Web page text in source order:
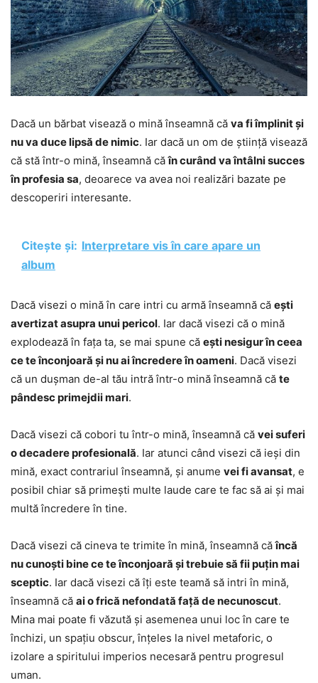
Dacă un bărbat visează o mină înseamnă că va fi împlinit și
nu va duce lipsă de nimic. Iar dacă un om de știință visează
că stă într-o mină, înseamnă căîn curând va întâlni succes
în profesia sa, deoarece va avea noi realizări bazate pe
descoperiri interesante.
Citește și: Interpretare vis în care apare un
album
Dacă visezi o mină în care intri cu armă înseamnă că ești
avertizat asupra unui pericol. Iar dacă visezi că o mină
explodează în fața ta, se mai spune că ești nesigur în ceea
ce te înconjoară și nu ai încredere în oameni. Dacă visezi
că un dușman de-al tău intră într-o mină înseamnă că te
pândesc primejdii mari.
Dacă visezi că cobori tu într-o mină, înseamnă că vei suferi
o decadere profesională. Iar atunci când visezi că ieși din
mină, exact contrariul înseamnă, și anume vei fi avansat, e
posibil chiar să primești multe laude care te fac să ai și mai
multă încredere în tine.
Dacă visezi că cineva te trimite în mină, înseamnă căîncă
nu cunoști bine ce te înconjoară și trebuie să fii puțin mai
sceptic. Iar dacă visezi că îți este teamă să intri în mină,
înseamnă că ai o frică nefondată față de necunoscut.
Mina mai poate fi văzută și asemenea unui loc în care te
închizi, un spațiu obscur, înțeles la nivel metaforic, o
izolare a spiritului imperios necesară pentru progresul
uman.